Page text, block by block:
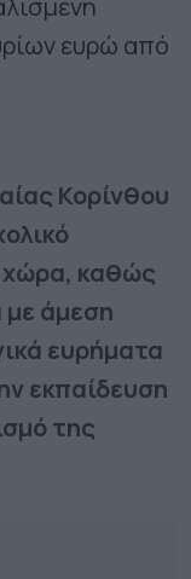
ευρώ από
Κορίνθου
χώρα, καθώς
με άμεση
ευρήματα
εκπαίδευση
της